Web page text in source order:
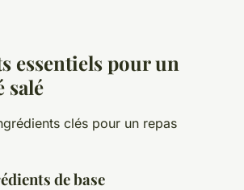
essentiels pour un
salé
clés pour un repas
de base